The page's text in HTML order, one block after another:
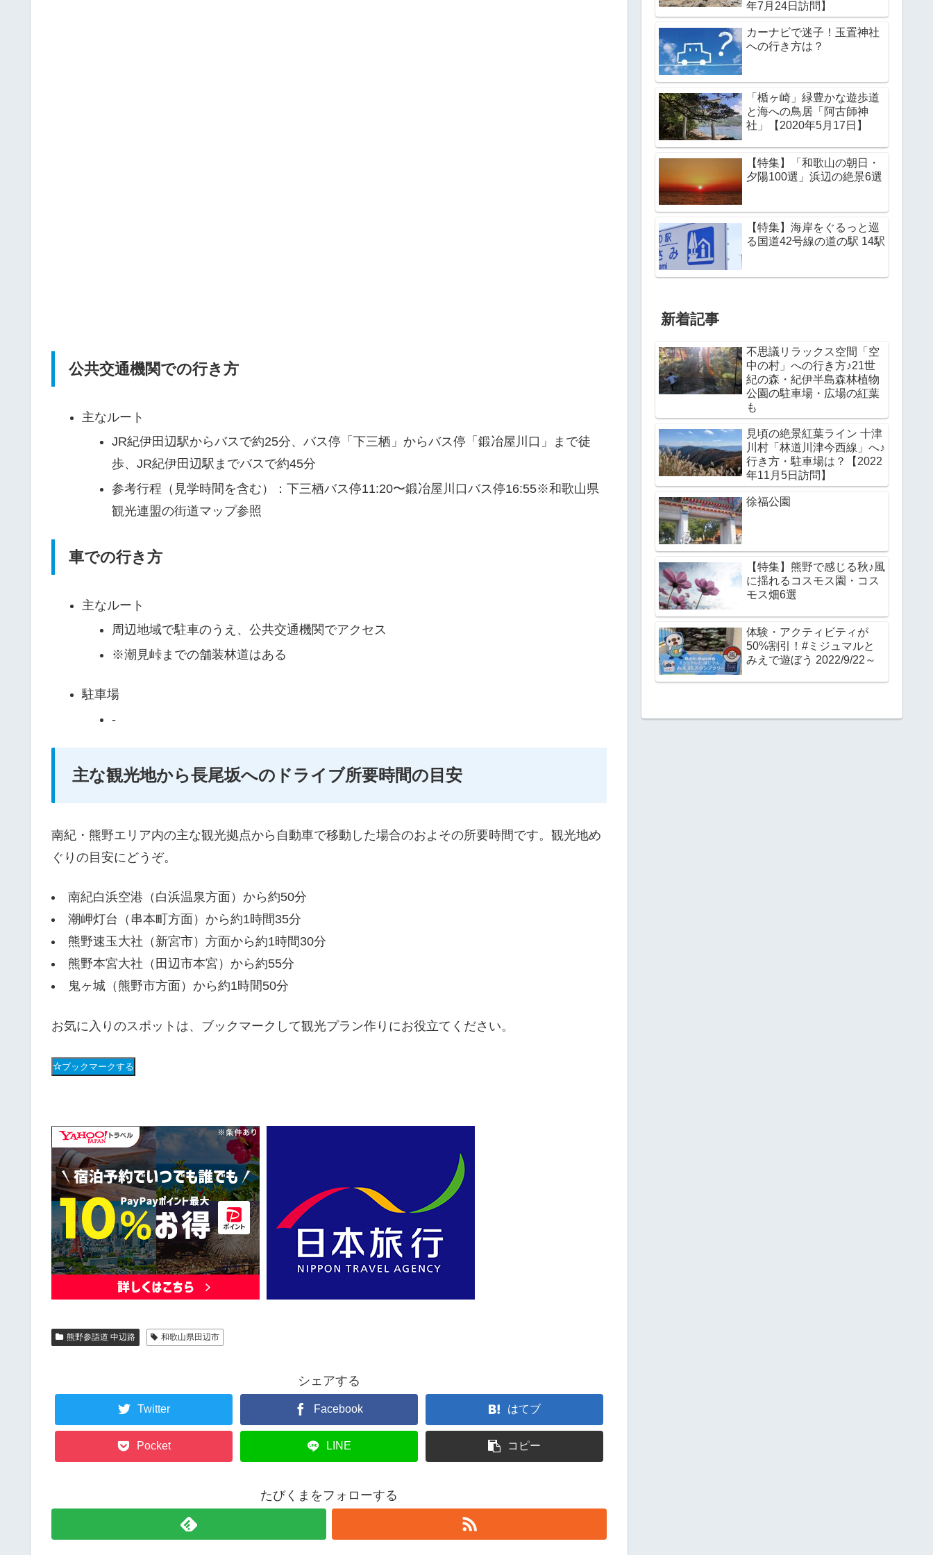
公共交通機関での行き方
主なルート
JR紀伊田辺駅からバスで約25分、バス停「下三栖」からバス停「鍛冶屋川口」まで徒
歩、JR紀伊田辺駅までバスで約45分
参考行程（見学時間を含む）：下三栖バス停11:20〜鍛冶屋川口バス停16:55※和歌山県
観光連盟の街道マップ参照
車での行き方
主なルート
周辺地域で駐車のうえ、公共交通機関でアクセス
※潮見峠までの舗装林道はある
駐車場
-
主な観光地から長尾坂へのドライブ所要時間の目安
南紀・熊野エリア内の主な観光拠点から自動車で移動した場合のおよその所要時間です。観光地め
ぐりの目安にどうぞ。
南紀白浜空港（白浜温泉方面）から約50分
潮岬灯台（串本町方面）から約1時間35分
熊野速玉大社（新宮市）方面から約1時間30分
熊野本宮大社（田辺市本宮）から約55分
鬼ヶ城（熊野市方面）から約1時間50分
お気に入りのスポットは、ブックマークして観光プラン作りにお役立てください。
ブックマークする
熊野参詣道 中辺路 和歌山県田辺市
シェアする
Twitter Facebook はてブ
Pocket LINE コピー
たびくまをフォローする
年7月24日訪問】
カーナビで迷子！玉置神社
への行き方は？
「楯ヶ崎」緑豊かな遊歩道
と海への鳥居「阿古師神
社」【2020年5月17日】
【特集】「和歌山の朝日・
夕陽100選」浜辺の絶景6選
【特集】海岸をぐるっと巡
る国道42号線の道の駅 14駅
新着記事
不思議リラックス空間「空
中の村」への行き方♪21世
紀の森・紀伊半島森林植物
公園の駐車場・広場の紅葉
も
見頃の絶景紅葉ライン 十津
川村「林道川津今西線」へ♪
行き方・駐車場は？【2022
年11月5日訪問】
徐福公園
【特集】熊野で感じる秋♪風
に揺れるコスモス園・コス
モス畑6選
体験・アクティビティが
50%割引！#ミジュマルと
みえで遊ぼう 2022/9/22～